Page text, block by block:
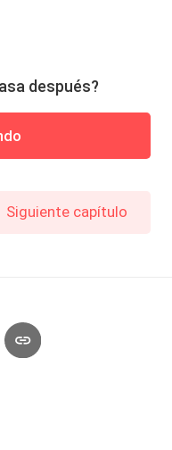
después?
Siguiente capítulo